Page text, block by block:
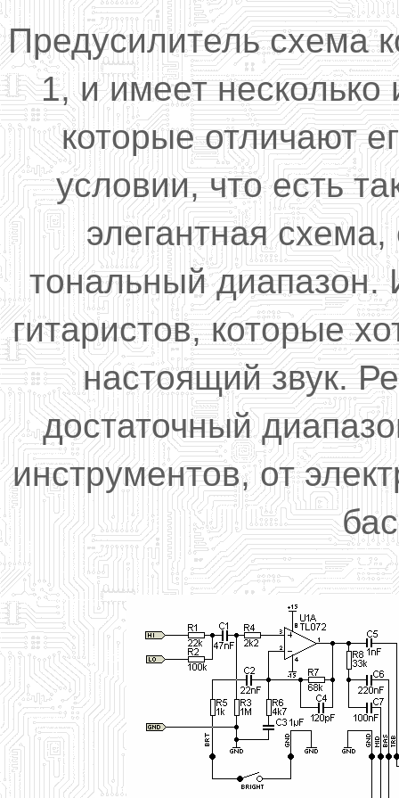
Предусилительсхема
1,и имеет несколько
которые отличают
условии, что есть
элегантная схема,
тональный диапазон.
гитаристов, которые
настоящийзвук.
достаточный
инструментов, от